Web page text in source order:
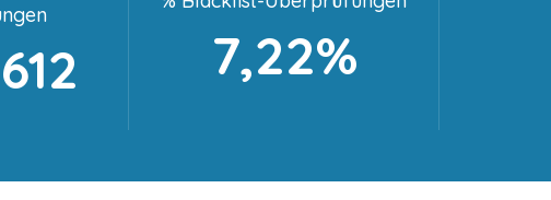
7,22%